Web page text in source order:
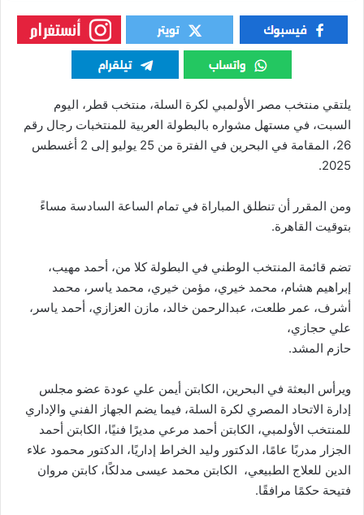
يلتقي منتخب مصر الأولمبي لكرة السلة، منتخب قطر، اليوم
السبت، في مستهل مشواره بالبطولة العربية للمنتخبات رجال رقم
26، المقامة في البحرين في الفترة من 25 يوليو إلى 2 أغسطس
2025.
ومن المقرر أن تنطلق المباراة في تمام الساعة السادسة مساءً
بتوقيت القاهرة.
تضم قائمة المنتخب الوطني في البطولة كلا من، أحمد مهيب،
إبراهيم هشام، محمد خيري، مؤمن خيري، محمد ياسر، محمد
أشرف، عمر طلعت، عبدالرحمن خالد، مازن العزازي، أحمد ياسر،
علي حجازي،
حازم المشد.
ويرأس البعثة في البحرين، الكابتن أيمن علي عودة عضو مجلس
إدارة الاتحاد المصري لكرة السلة، فيما يضم الجهاز الفني والإداري
للمنتخب الأولمبي، الكابتن أحمد مرعي مديرًا فنيًا، الكابتن أحمد
الجزار مدربًا عامًا، الدكتور وليد الخراط إداريًا، الدكتور محمود علاء
الدين للعلاج الطبيعي، الكابتن محمد عيسى مدلكًا، كابتن مروان
فتيحة حكمًا مرافقًا.